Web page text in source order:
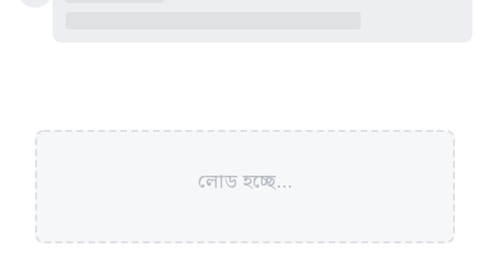
লোড হচ্ছে...